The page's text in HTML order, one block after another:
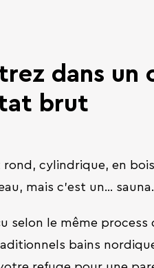
dans un
brut
rond, cylindrique, en
mais c'est un... sauna.
selon le même
bains